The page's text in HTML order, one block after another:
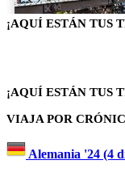
¡AQUÍ ESTÁN TUS
¡AQUÍ ESTÁN TUS
VIAJA POR
Alemania '24 (4